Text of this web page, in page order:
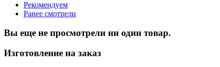
Рекомендуем
Ранее смотрели
Вы еще не просмотрели ни один товар.
Изготовление на заказ